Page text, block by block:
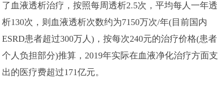
了血液透析治疗，按照每周透析2.5次，平均每人一年透
析130次，则血液透析次数约为7150万次/年(目前国内
ESRD患者超过300万人)，按每次240元的治疗价格(患者
个人负担部分)推算，2019年实际在血液净化治疗方面支
出的医疗费超过171亿元。